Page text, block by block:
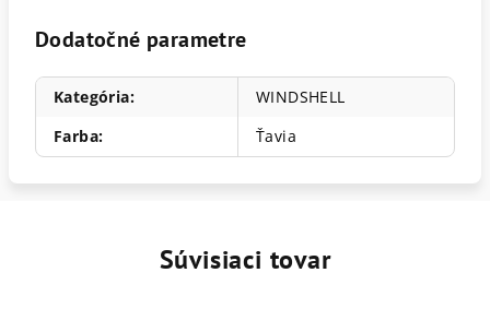
Dodatočné parametre
Kategória:
WINDSHELL
Farba: Ťavia
Súvisiaci tovar